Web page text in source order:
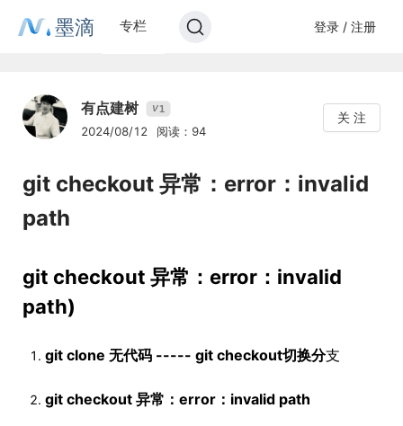
墨滴 专栏 登录 / 注册
有点建树 V1
2024/08/12 阅读：94
关 注
git checkout 异常：error：invalid
path
git checkout 异常：error：invalid
path)
git clone 无代码 ----- git checkout切换分支
git checkout 异常：error：invalid path